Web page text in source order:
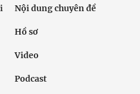
Nội dung chuyên đề
Hồ sơ
Video
Podcast